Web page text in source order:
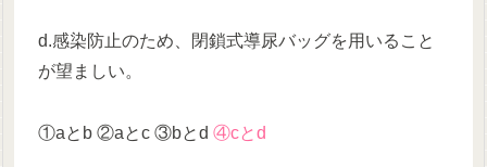
d.感染防止のため、閉鎖式導尿バッグを用いること
が望ましい。
①aとb ②aとc ③bとd④cとd